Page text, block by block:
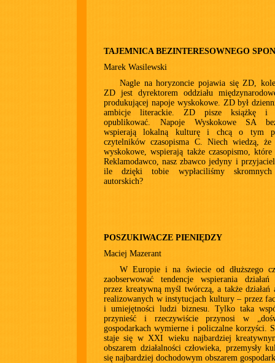
TAJEMNICA BEZINTERESOWNEGO
Marek Wasilewski
Nagle na horyzoncie pojawia się ZD,
ZD jest dyrektorem oddziału
produkującej napoje wyskokowe. ZD był
ambicje literackie. ZD pisze książkę i
opublikować. Napoje Wyskokowe SA
wspierają lokalną kulturę i chcą o tym
czytelników czasopisma C. Niech wiedzą,
wyskokowe, wspierają także czasopismo,
Reklamodawco, nasz zbawco jedyny i
ile dzięki tobie wypłaciliśmy skromnych
autorskich?
POSZUKIWACZE PIENIĘDZY
Maciej Mazerant
W Europie i na świecie od dłuższego
zaobserwować tendencje wspierania działań
przez kreatywną myśl twórczą, a także działań
realizowanych w instytucjach kultury – przez
i umiejętności ludzi biznesu. Tylko taka
przynieść i rzeczywiście przynosi w
gospodarkach wymierne i policzalne korzyści.
staje się w XXI wieku najbardziej
obszarem działalności człowieka, przemysły
się najbardziej dochodowym obszarem